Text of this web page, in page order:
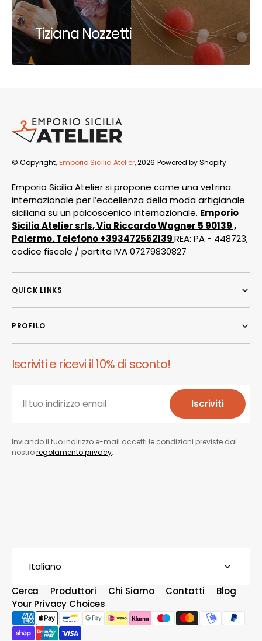
Tiziana Nozzetti
© Copyright, Emporio Sicilia Atelier, 2026 Powered by Shopify
Emporio Sicilia Atelier si propone come una vetrina
internazionale per l’eccellenza della moda artigianale
siciliana su un palcoscenico internazionale. Emporio
Sicilia Atelier srls, Via Riccardo Wagner 5 90139 ,
Palermo. Telefono +393472562139REA: PA - 448723,
codice fiscale / partita IVA 07279830827
QUICK LINKS
PROFILO
Iscriviti e ricevi il 10% di sconto!
Il tuo indirizzo email
Iscriviti
Inviando il tuo indirizzo e-mail accetti le condizioni previste dal
nostroregolamento privacy.
Italiano
Cerca
Produttori Chi Siamo Contatti
Blog
Your Privacy Choices